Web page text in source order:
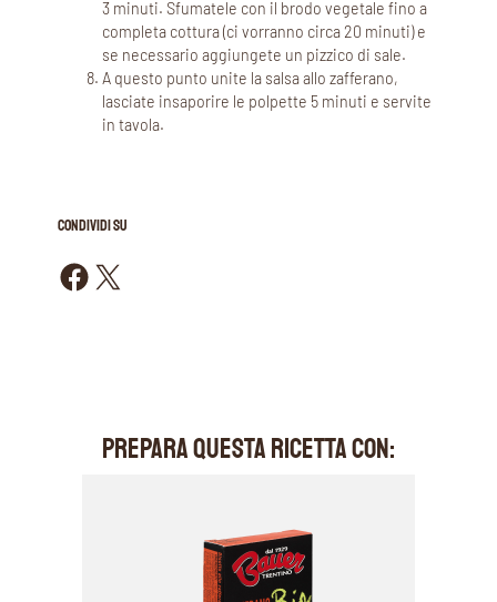
3 minuti. Sfumatele con il brodo vegetale fino a
completa cottura (ci vorranno circa 20 minuti) e
se necessario aggiungete un pizzico di sale.
A questo punto unite la salsa allo zafferano,
lasciate insaporire le polpette 5 minuti e servite
in tavola.
CONDIVIDI SU
Condividi su Facebook Condividi su X
PREPARA QUESTA RICETTA CON: